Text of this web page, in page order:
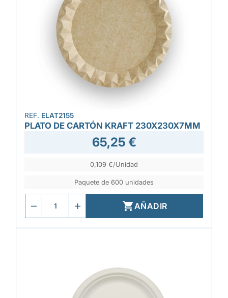
REF. ELAT2155
PLATO DE CARTÓN KRAFT 230X230X7MM
65,25 €
0,109 €/Unidad
Paquete de 600 unidades
AÑADIR